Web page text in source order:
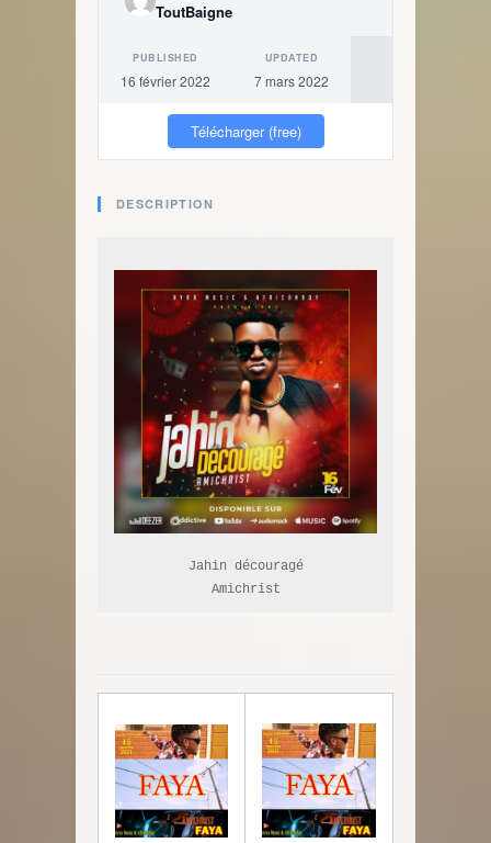
ToutBaigne
PUBLISHED
16 février 2022
UPDATED
7 mars 2022
Télécharger (free)
DESCRIPTION
Jahin découragé
Amichrist